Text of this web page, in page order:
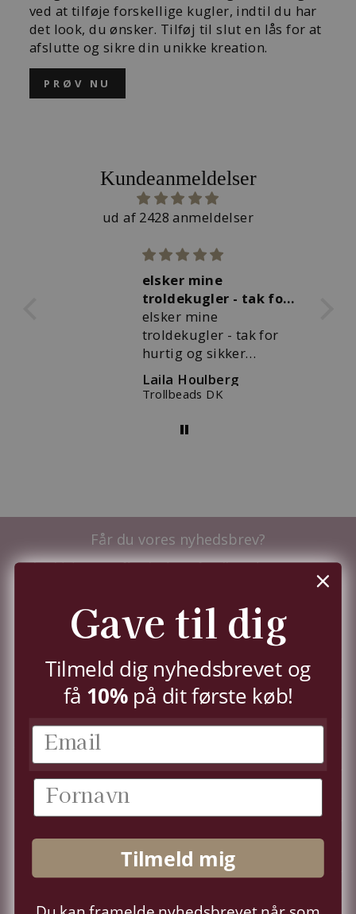
ved at tilføje forskellige kugler, indtil du har
det look, du ønsker. Tilføj til slut en lås for at
afslutte og sikre din unikke kreation.
PRØV NU
Kundeanmeldelser
ud af 2428 anmeldelser
elsker mine
troldekugler - tak for
hurtig og
elsker mine
troldekugler - tak for
hurtig og sikker
levering
Laila Houlberg
Trollbeads DK
Får du vores nyhedsbrev?
Tilmeld dig nu og få nyhederne før alle andre - samt10%
persondatapolitik.
TILMELD
OM OS
Gave til dig
Tilmeld dig nyhedsbrevet og
få 10%på dit første køb!
Tilmeld mig